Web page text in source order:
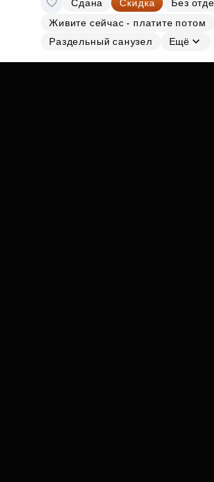
Субсидии
Сдана Скидка
Без
Живите сейчас - платите потом
Раздельный санузел
Ещё